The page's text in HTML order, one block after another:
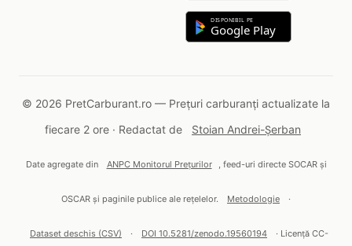
DISPONIBIL PE
Google Play
© 2026 PretCarburant.ro — Prețuri carburanți actualizate la
fiecare 2 ore · Redactat de
Stoian Andrei-Șerban
Date agregate din ANPC Monitorul Prețurilor , feed-uri directe SOCAR și
OSCAR și paginile publice ale rețelelor. Metodologie ·
Dataset deschis (CSV) · DOI 10.5281/zenodo.19560194 · Licență CC-